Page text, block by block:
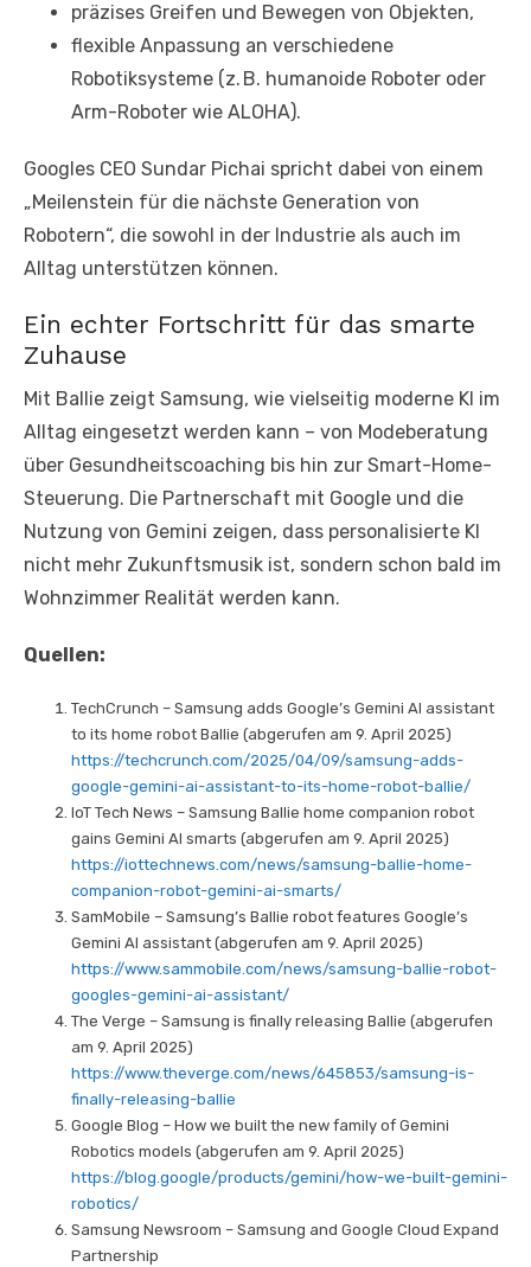
präzises Greifen und Bewegen von Objekten,
flexible Anpassung an verschiedene
Robotiksysteme (z. B. humanoide Roboter oder
Arm-Roboter wie ALOHA).
Googles CEO Sundar Pichai spricht dabei von einem
„Meilenstein für die nächste Generation von
Robotern“, die sowohl in der Industrie als auch im
Alltag unterstützen können.
Ein echter Fortschritt für das smarte
Zuhause
Mit Ballie zeigt Samsung, wie vielseitig moderne KI im
Alltag eingesetzt werden kann – von Modeberatung
über Gesundheitscoaching bis hin zur Smart-Home-
Steuerung. Die Partnerschaft mit Google und die
Nutzung von Gemini zeigen, dass personalisierte KI
nicht mehr Zukunftsmusik ist, sondern schon bald im
Wohnzimmer Realität werden kann.
Quellen:
TechCrunch – Samsung adds Google’s Gemini AI assistant
to its home robot Ballie (abgerufen am 9. April 2025)
https://techcrunch.com/2025/04/09/samsung-adds-
google-gemini-ai-assistant-to-its-home-robot-ballie/
IoT Tech News – Samsung Ballie home companion robot
gains Gemini AI smarts (abgerufen am 9. April 2025)
https://iottechnews.com/news/samsung-ballie-home-
companion-robot-gemini-ai-smarts/
SamMobile – Samsung’s Ballie robot features Google’s
Gemini AI assistant (abgerufen am 9. April 2025)
https://www.sammobile.com/news/samsung-ballie-robot-
googles-gemini-ai-assistant/
The Verge – Samsung is finally releasing Ballie (abgerufen
am 9. April 2025)
https://www.theverge.com/news/645853/samsung-is-
finally-releasing-ballie
Google Blog – How we built the new family of Gemini
Robotics models (abgerufen am 9. April 2025)
https://blog.google/products/gemini/how-we-built-gemini-
robotics/
Samsung Newsroom – Samsung and Google Cloud Expand
Partnership